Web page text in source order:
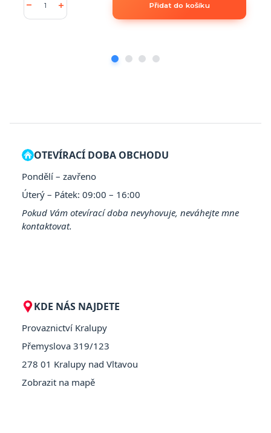
Přidat do košíku
OTEVÍRACÍ DOBA OBCHODU
Pondělí – zavřeno
Úterý – Pátek: 09:00 – 16:00
Pokud Vám otevírací doba nevyhovuje, neváhejte mne
kontaktovat.
KDE NÁS NAJDETE
Provaznictví Kralupy
Přemyslova 319/123
278 01 Kralupy nad Vltavou
Zobrazit na mapě